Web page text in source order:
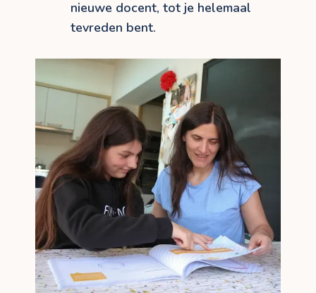
nieuwe docent, tot je helemaal
tevreden bent.